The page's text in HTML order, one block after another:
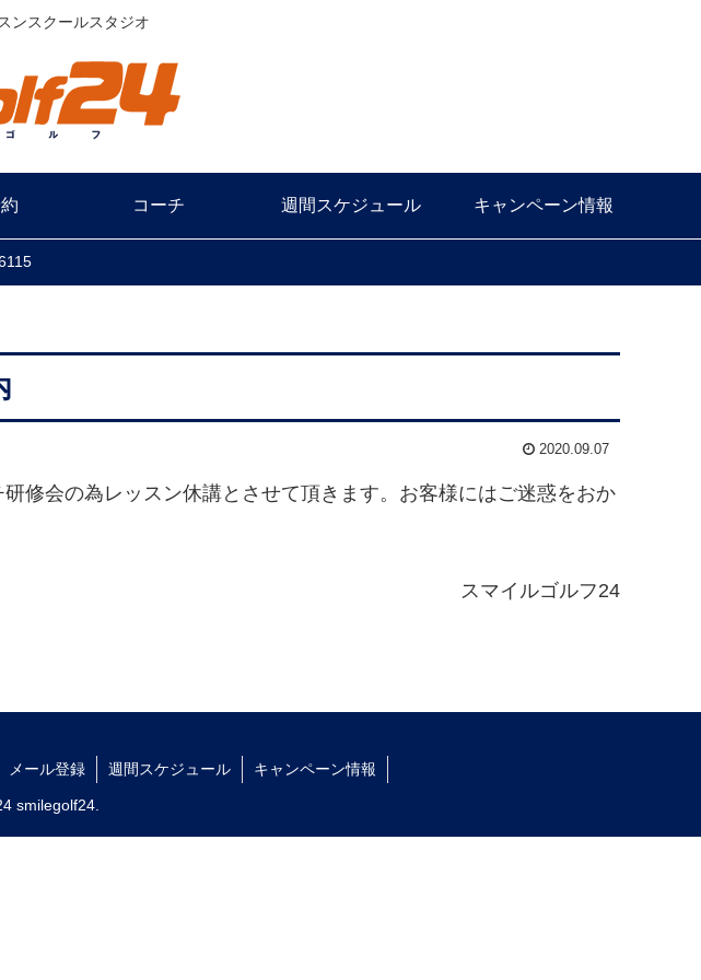
ンスクールスタジオ
コーチ 週間スケジュール キャンペーン情報
2020.09.07
修会の為レッスン休講とさせて頂きます。お客様にはご迷惑をおか
スマイルゴルフ24
メール登録 週間スケジュール キャンペーン情報
smilegolf24.